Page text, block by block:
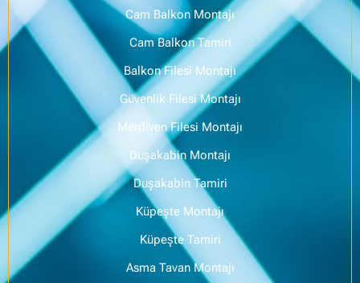
Cam Balkon Montajı
Cam Balkon Tamiri
Balkon Filesi Montajı
Güvenlik Filesi Montajı
Merdiven Filesi Montajı
Duşakabin Montajı
Duşakabin Tamiri
Küpeşte Montajı
Küpeşte Tamiri
Asma Tavan Montajı